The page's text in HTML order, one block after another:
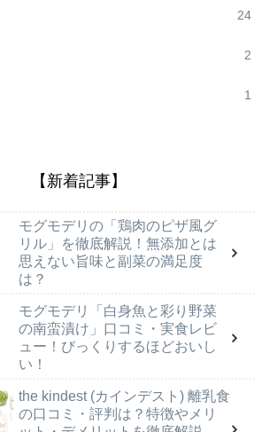
24
2
1
【新着記事】
モグモデリの「鶏肉のピザ風グ
リル」を徹底解説！無添加とは
思えない旨味と副菜の満足度
は？
モグモデリ「白身魚と彩り野菜
の南蛮漬け」口コミ・実食レビ
ュー！びっくりするほどおいし
い！
the kindest (カインデスト) 離乳食
の口コミ・評判は？特徴やメリ